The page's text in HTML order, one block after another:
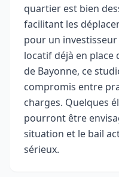
quartier est bien
facilitant les
pour un
locatif déjà en place
de Bayonne, ce
compromis entre
charges. Quelques
pourront être
situation et le bail
sérieux.